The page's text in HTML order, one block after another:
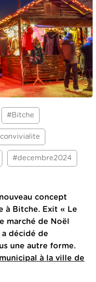
#Bitche
#decembre2024
concept
à Bitche. Exit « Le
marché de Noël
décidé de
une autre forme.
à la ville de